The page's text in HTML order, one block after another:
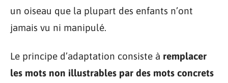
un oiseau que la plupart des enfants n’ont
jamais vu ni manipulé.
Le principe d’adaptation consiste à remplacer
les mots non illustrables par des mots concrets